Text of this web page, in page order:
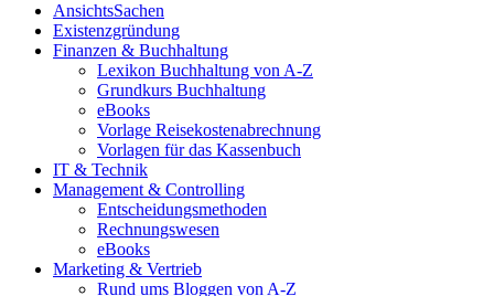
AnsichtsSachen
Existenzgründung
Finanzen & Buchhaltung
Lexikon Buchhaltung von A-Z
Grundkurs Buchhaltung
eBooks
Vorlage Reisekostenabrechnung
Vorlagen für das Kassenbuch
IT & Technik
Management & Controlling
Entscheidungsmethoden
Rechnungswesen
eBooks
Marketing & Vertrieb
Rund ums Bloggen von A-Z